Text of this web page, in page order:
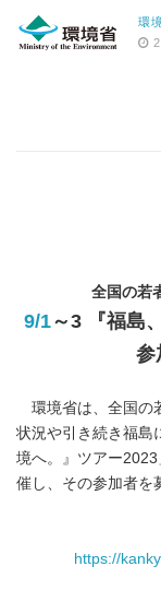
環
全国の若
9/1～3 『福島
参
環境省は、全国の
状況や引き続き福島
境へ。』ツアー
催し、その参加者を
https://